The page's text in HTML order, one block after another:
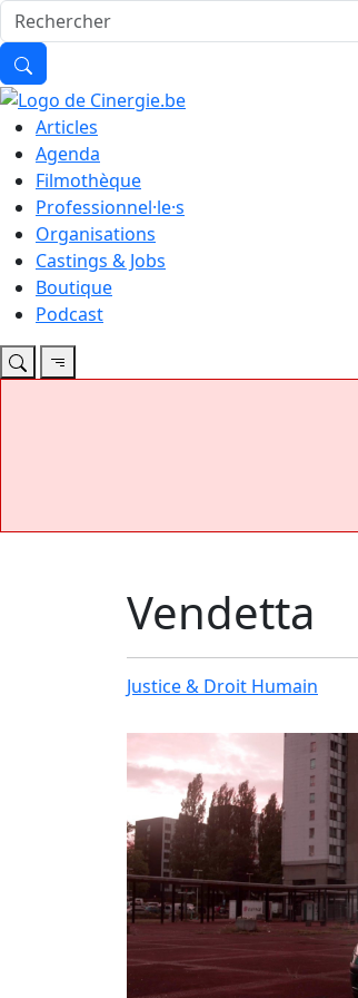
Articles
Agenda
Filmothèque
Professionnel·le·s
Organisations
Castings & Jobs
Boutique
Podcast
Vendetta
Justice & Droit Humain